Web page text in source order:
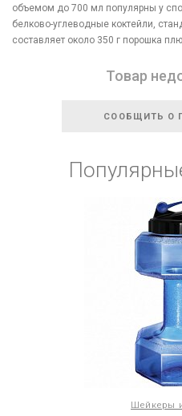
объемом до 700 мл популярны у
белково-углеводные коктейли,
составляет около 350 г порошка
Товар
СООБЩИТЬ О
Шейкеры